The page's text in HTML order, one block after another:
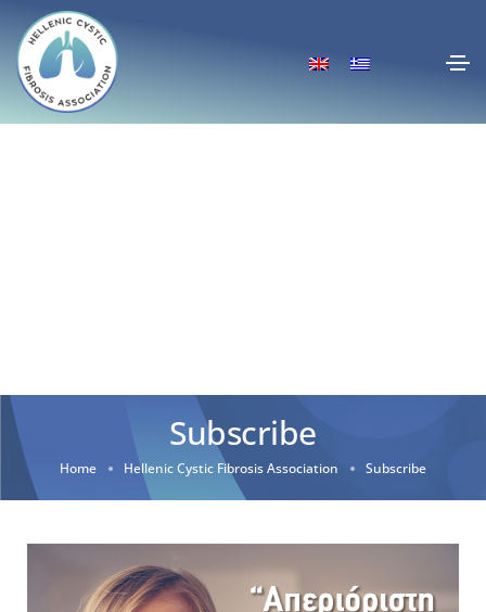
Subscribe
Home Hellenic Cystic Fibrosis Association Subscribe